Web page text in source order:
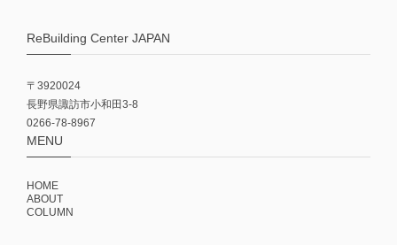
ReBuilding Center JAPAN
〒3920024
長野県諏訪市小和田3-8
0266-78-8967
MENU
HOME
ABOUT
COLUMN